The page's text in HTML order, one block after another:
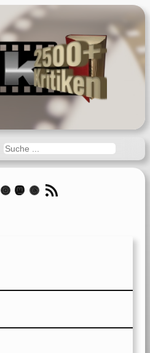
Suchen
Instagram Mastodon Threads RSS-Feed